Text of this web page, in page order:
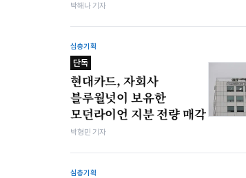
박해나 기자
심층기획
단독
현대카드, 자회사
블루월넛이 보유한
모던라이언 지분 전량 매각
박형민 기자
심층기획